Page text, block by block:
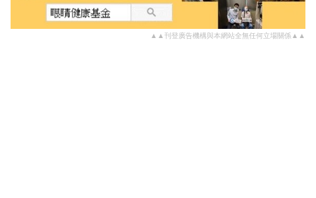
▲▲刊登廣告機構與本網站全無任何立場關係▲▲